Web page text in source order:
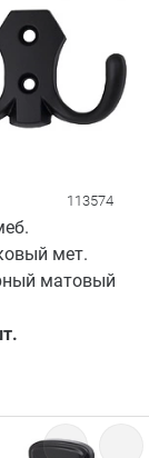
113574
мет.
матовый